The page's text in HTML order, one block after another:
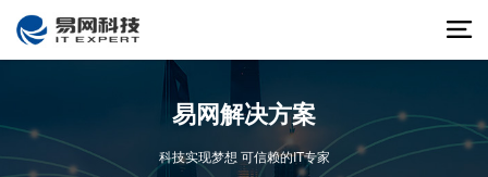
易网解决方案
科技实现梦想 可信赖的IT专家